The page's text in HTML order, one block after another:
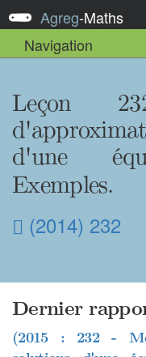
Agreg-Maths
Navigation
Leçon
d'une
Exemples.
(2014) 232
Dernier
(2015 : 232 -